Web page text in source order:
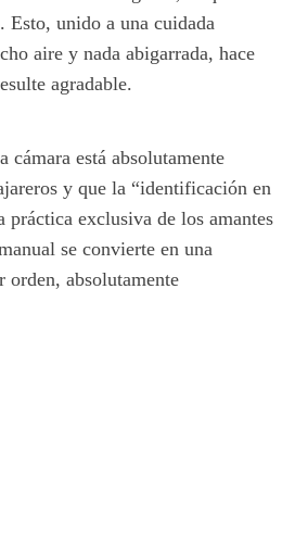
Esto, unido a una cuidada
aire y nada abigarrada, hace
agradable.
cámara está absolutamente
y que la “identificación en
práctica exclusiva de los amantes
se convierte en una
orden, absolutamente